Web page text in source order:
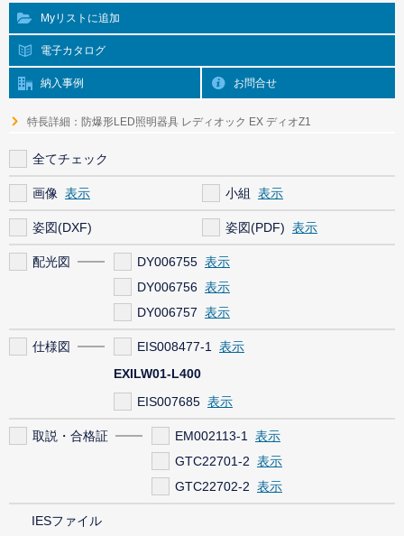
Myリストに追加
電子カタログ
納入事例 お問合せ
特長詳細：防爆形LED照明器具 レディオック EX ディオZ1
全てチェック
画像 小組
姿図(DXF) 姿図(PDF)
配光図
DY006755
DY006756
DY006757
仕様図
EIS008477-1
EXILW01-L400
EIS007685
取説・合格証
EM002113-1
GTC22701-2
GTC22702-2
IESファイル